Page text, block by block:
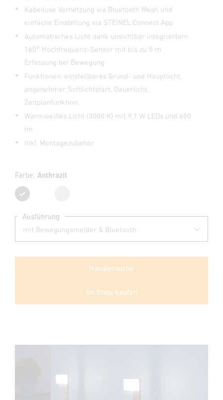
Kabellose Vernetzung via Bluetooth Mesh und
einfache Einstellung via STEINEL Connect App
Automatisches Licht dank unsichtbar integriertem
160° Hochfrequenz-Sensor mit bis zu 5 m
Erfassung bei Bewegung
Funktionen: einstellbares Grund- und Hauptlicht,
angenehmer Softlichtstart, Dauerlicht,
Zeitplanfunktion
Warmweißes Licht (3000 K) mit 9,1 W LEDs und 650
lm
Inkl. Montagezubehör
Farbe: Anthrazit
Anthrazit
Ausführung
Händlersuche
Im Shop kaufen